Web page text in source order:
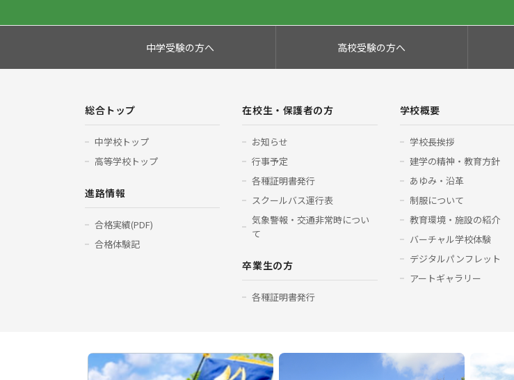
中学受験の方へ 高校受験の方へ
総合トップ
中学校トップ
高等学校トップ
進路情報
合格実績(PDF)
合格体験記
在校生・保護者の方
お知らせ
行事予定
各種証明書発行
スクールバス運行表
気象警報・交通非常時につい
て
卒業生の方
各種証明書発行
学校概要
学校長挨拶
建学の精神・教育方針
あゆみ・沿革
制服について
教育環境・施設の紹介
バーチャル学校体験
デジタルパンフレット
アートギャラリー